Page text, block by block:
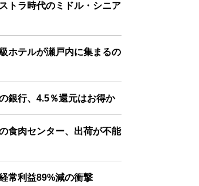
トラ時代のミドル・シニア
ホテルが瀬戸内に集まるの
の銀行、4.5％還元はお得か
食肉センター、出荷が不能
常利益89%減の衝撃
JOURNAL
JOURNAL